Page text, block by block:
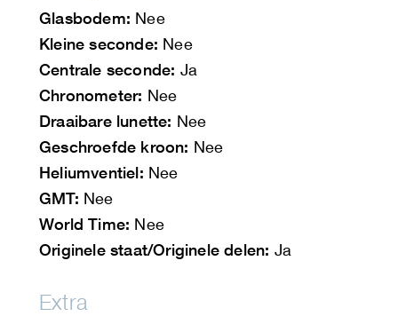
Glasbodem: Nee
Kleine seconde: Nee
Centrale seconde: Ja
Chronometer: Nee
Draaibare lunette: Nee
Geschroefde kroon: Nee
Heliumventiel: Nee
GMT: Nee
World Time: Nee
Originele staat/Originele delen: Ja
Extra